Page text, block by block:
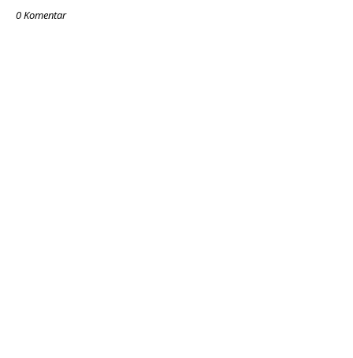
0 Komentar